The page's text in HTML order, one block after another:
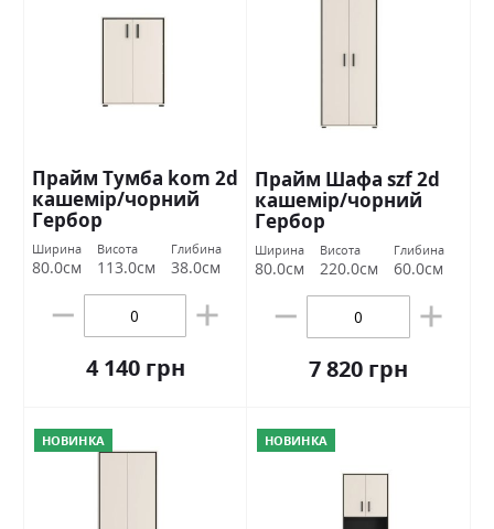
Прайм Тумба kom 2d
кашемір/чорний
Гербор
Ширина
80.0см
Висота
113.0см
Глибина
38.0см
4 140 грн
Прайм Шафа szf 2d
кашемір/чорний
Гербор
Ширина
80.0см
Висота
220.0см
Глибина
60.0см
7 820 грн
НОВИНКА НОВИНКА